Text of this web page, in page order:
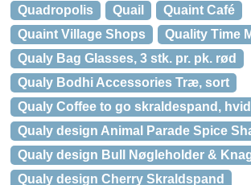
Quadropolis
Quail
Quaint Café
Quaint Village Shops
Quality Time
Qualy Bag Glasses, 3 stk. pr. pk. rød
Qualy Bodhi Accessories Træ, sort
Qualy Coffee to go skraldespand, hvid
Qualy design Animal Parade Spice
Qualy design Bull Nøgleholder &
Qualy design Cherry Skraldspand